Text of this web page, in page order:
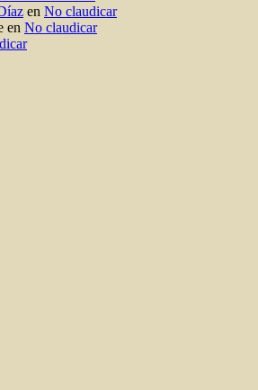
en No claudicar
en No claudicar